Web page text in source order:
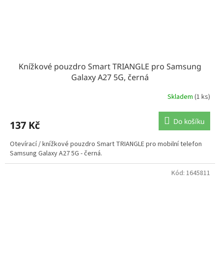
Knížkové pouzdro Smart TRIANGLE pro Samsung
Galaxy A27 5G, černá
Skladem (1 ks)
137 Kč Do košíku
Otevírací / knížkové pouzdro Smart TRIANGLE pro mobilní telefon
Samsung Galaxy A27 5G - černá.
Kód: 1645811